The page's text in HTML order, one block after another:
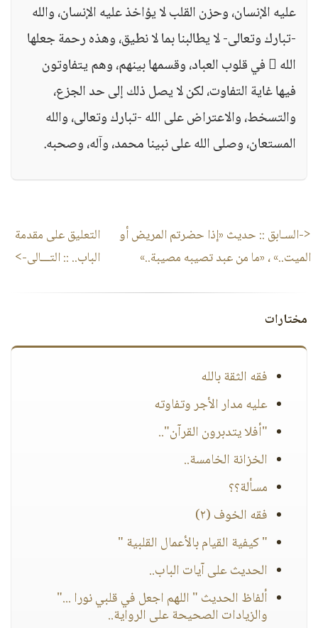
عليه الإنسان، وحزن القلب لا يؤاخذ عليه الإنسان، والله
-تبارك وتعالى- لا يطالبنا بما لا نطيق، وهذه رحمة جعلها
الله  في قلوب العباد، وقسمها بينهم، وهم يتفاوتون
فيها غاية التفاوت، لكن لا يصل ذلك إلى حد الجزع،
والتسخط، والاعتراض على الله -تبارك وتعالى، والله
المستعان، وصلى الله على نبينا محمد، وآله، وصحبه.
<-السـابق :: حديث «إذا حضرتم المريض أو
الميت..» ، «ما من عبد تصيبه مصيبة..»
التعليق على مقدمة
الباب.. :: التـــالى->
مختارات
فقه الثقة بالله
عليه مدار الأجر وتفاوته
"أفلا يتدبرون القرآن"..
الخزانة الخامسة..
مسألة؟؟
فقه الخوف (٢)
" كيفية القيام بالأعمال القلبية "
الحديث على آيات الباب..
ألفاظ الحديث " اللهم اجعل في قلبي نورا ..."
والزيادات الصحيحة على الرواية..